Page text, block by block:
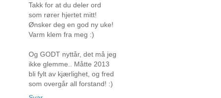
Takk for at du deler ord
som rører hjertet mitt!
Ønsker deg en god ny uke!
Varm klem fra meg :)
Og GODT nyttår, det må jeg
ikke glemme.. Måtte 2013
bli fylt av kjærlighet, og fred
som overgår all forstand! :)